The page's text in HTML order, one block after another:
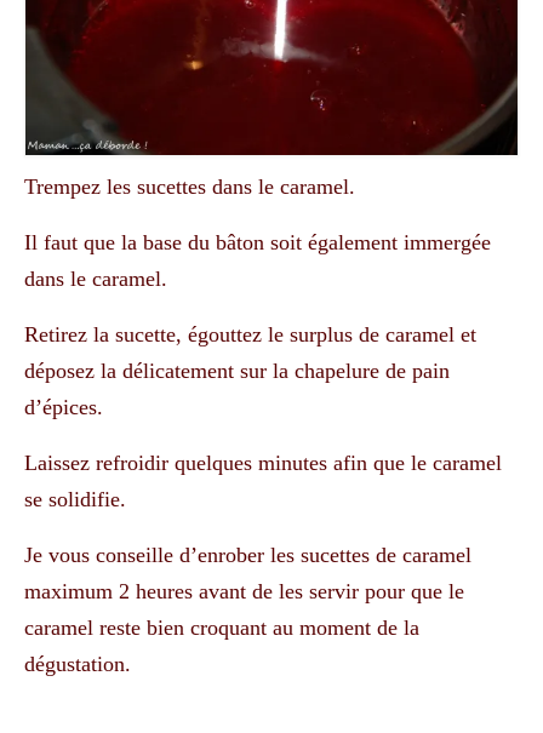
Trempez les sucettes dans le caramel.
Il faut que la base du bâton soit également immergée
dans le caramel.
Retirez la sucette, égouttez le surplus de caramel et
déposez la délicatement sur la chapelure de pain
d’épices.
Laissez refroidir quelques minutes afin que le caramel
se solidifie.
Je vous conseille d’enrober les sucettes de caramel
maximum 2 heures avant de les servir pour que le
caramel reste bien croquant au moment de la
dégustation.